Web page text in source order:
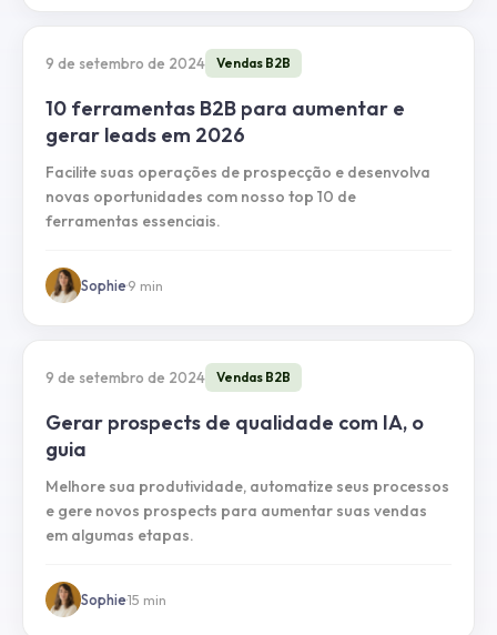
9 de setembro de 2024 Vendas B2B
10 ferramentas B2B para aumentar e
gerar leads em 2026
Facilite suas operações de prospecção e desenvolva
novas oportunidades com nosso top 10 de
ferramentas essenciais.
Sophie·9 min
9 de setembro de 2024 Vendas B2B
Gerar prospects de qualidade com IA, o
guia
Melhore sua produtividade, automatize seus processos
e gere novos prospects para aumentar suas vendas
em algumas etapas.
Sophie·15 min